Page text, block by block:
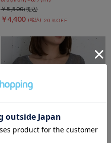
￥4,400 20％OFF
￥5,500